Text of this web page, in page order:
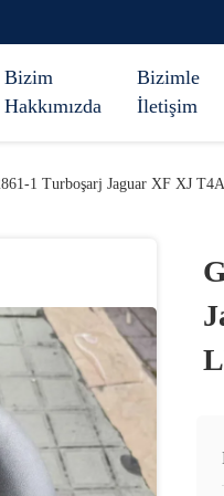
Bizim
Hakkımızda
Bizimle
İletişim
1 Turboşarj Jaguar XF XJ